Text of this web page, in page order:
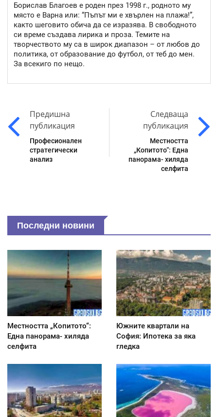
Борислав Благоев е роден през 1998 г., родното му
място е Варна или: “Пъпът ми е хвърлен на плажа!”,
както шеговито обича да се изразява. В свободното
си време създава лирика и проза. Темите на
творчеството му са в широк диапазон – от любов до
политика, от образование до футбол, от теб до мен.
За всекиго по нещо.
Предишна
публикация
Професионален
стратегически
анализ
Следваща
публикация
Местността
„Копитото“: Една
панорама- хиляда
селфита
Последни новини
Местността „Копитото“:
Една панорама- хиляда
селфита
Южните квартали на
София: Ипотека за яка
гледка